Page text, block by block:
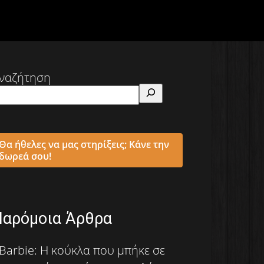
ήθελες να μας στηρίξεις; Κάνε την
σου!
Άρθρα
Η κούκλα που μπήκε σε